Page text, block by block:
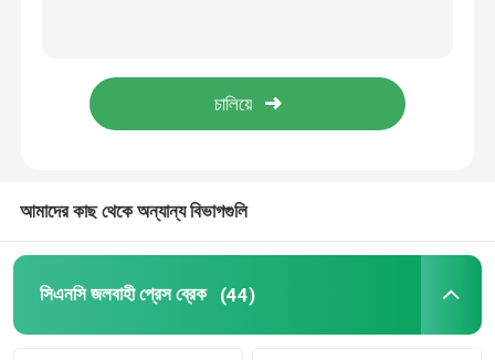
বাড়ি
পণ্য
আমাদের কাছ থেকে অন্যান্য বিভাগগুলি
সিএনসি জলবাহী প্রেস ব্রেক (44)